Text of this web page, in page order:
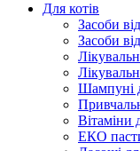
Для котів
Засоби
Засоби
Шампуні
Вітаміни
ЕКО